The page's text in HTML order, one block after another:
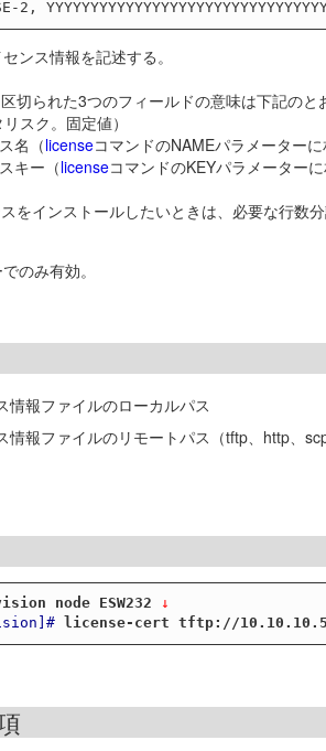
ンス情報を記述する。
切られた3つのフィールドの意味は下記のと
スク。固定値）
名（licenseコマンドのNAMEパラメーター
キー（licenseコマンドのKEYパラメーター
をインストールしたいときは、必要な行数
のみ有効。
情報ファイルのローカルパス
情報ファイルのリモートパス（tftp、http、
node ESW232 ↓
license-cert tftp://